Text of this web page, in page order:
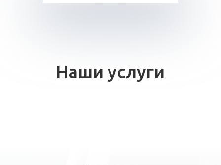
Наши услуги